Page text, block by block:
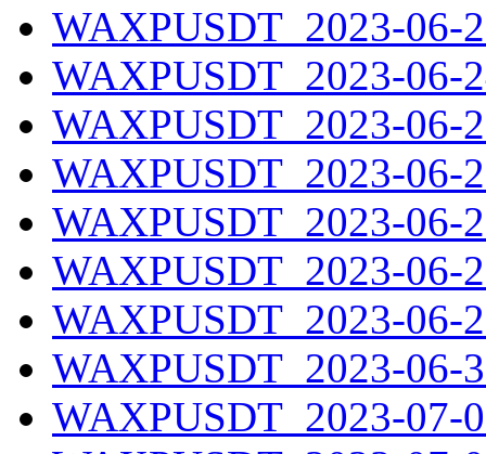
WAXPUSDT_2023-06-
WAXPUSDT_2023-06-
WAXPUSDT_2023-06-
WAXPUSDT_2023-06-
WAXPUSDT_2023-06-
WAXPUSDT_2023-06-
WAXPUSDT_2023-06-
WAXPUSDT_2023-06-
WAXPUSDT_2023-07-